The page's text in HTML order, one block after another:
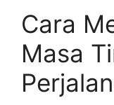
Cara
Masa